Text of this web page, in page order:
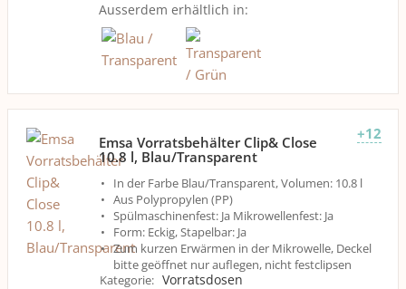
Ausserdem erhältlich in:
+12
Emsa Vorratsbehälter Clip& Close
10.8 l, Blau/Transparent
In der Farbe Blau/Transparent, Volumen: 10.8 l
Aus Polypropylen (PP)
Spülmaschinenfest: Ja Mikrowellenfest: Ja
Form: Eckig, Stapelbar: Ja
Zum kurzen Erwärmen in der Mikrowelle, Deckel
bitte geöffnet nur auflegen, nicht festclipsen
Kategorie: Vorratsdosen